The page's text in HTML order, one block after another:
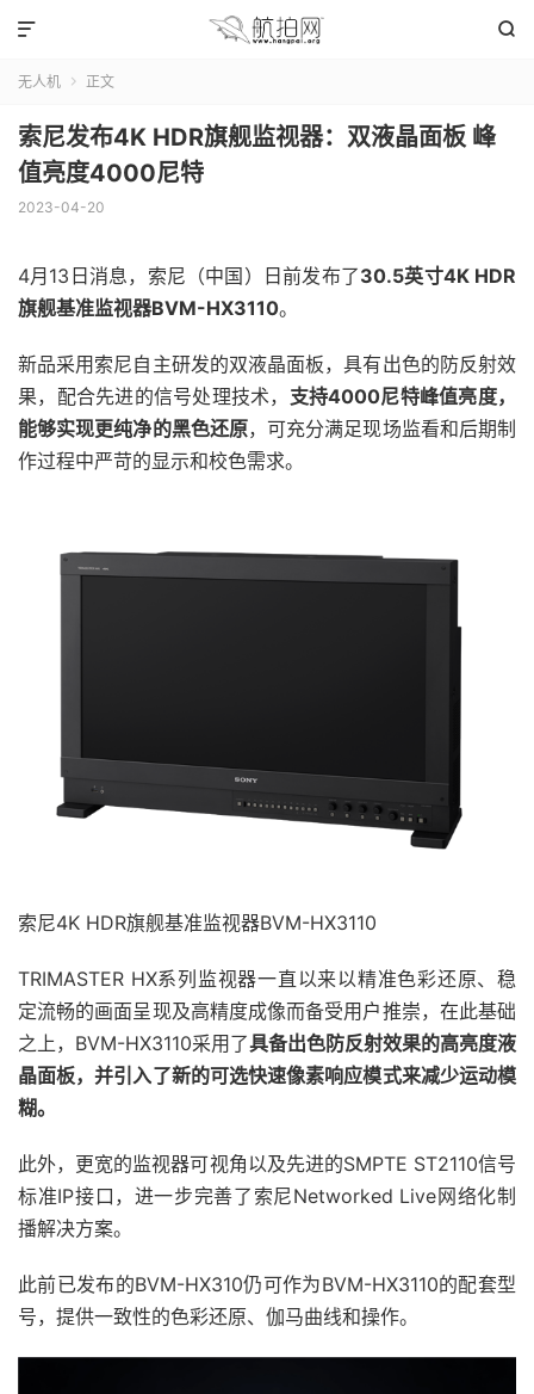


无人机  正文
索尼发布4K HDR旗舰监视器：双液晶面板 峰
值亮度4000尼特
2023-04-20
4月13日消息，索尼（中国）日前发布了30.5英寸4K HDR
旗舰基准监视器BVM-HX3110。
新品采用索尼自主研发的双液晶面板，具有出色的防反射效
果，配合先进的信号处理技术， 支持4000尼特峰值亮度，
能够实现更纯净的黑色还原，可充分满足现场监看和后期制
作过程中严苛的显示和校色需求。
索尼4K HDR旗舰基准监视器BVM-HX3110
TRIMASTER HX系列监视器一直以来以精准色彩还原、稳
定流畅的画面呈现及高精度成像而备受用户推崇，在此基础
之上，BVM-HX3110采用了具备出色防反射效果的高亮度液
晶面板，并引入了新的可选快速像素响应模式来减少运动模
糊。
此外，更宽的监视器可视角以及先进的SMPTE ST2110信号
标准IP接口，进一步完善了索尼Networked Live网络化制
播解决方案。
此前已发布的BVM-HX310仍可作为BVM-HX3110的配套型
号，提供一致性的色彩还原、伽马曲线和操作。